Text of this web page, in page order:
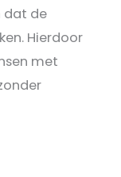
dat de
Hierdoor
met